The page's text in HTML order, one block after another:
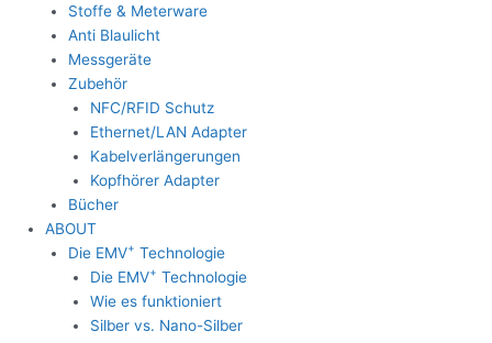
Stoffe & Meterware
Anti Blaulicht
Messgeräte
Zubehör
NFC/RFID Schutz
Ethernet/LAN Adapter
Kabelverlängerungen
Kopfhörer Adapter
Bücher
ABOUT
Die EMV+ Technologie
Die EMV+ Technologie
Wie es funktioniert
Silber vs. Nano-Silber